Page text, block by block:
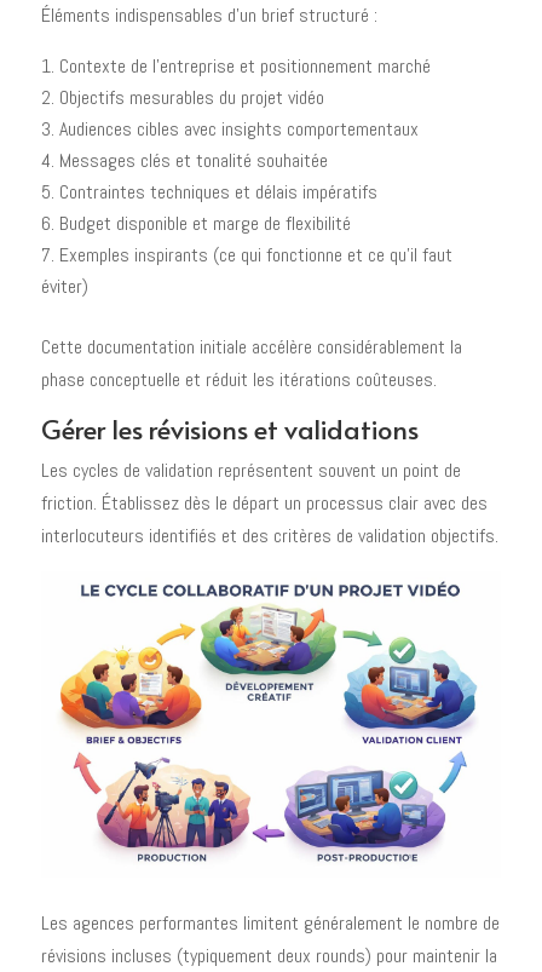
Éléments indispensables d'un brief structuré :
Contexte de l'entreprise et positionnement marché
Objectifs mesurables du projet vidéo
Audiences cibles avec insights comportementaux
Messages clés et tonalité souhaitée
Contraintes techniques et délais impératifs
Budget disponible et marge de flexibilité
Exemples inspirants (ce qui fonctionne et ce qu'il faut
éviter)
Cette documentation initiale accélère considérablement la
phase conceptuelle et réduit les itérations coûteuses.
Gérer les révisions et validations
Les cycles de validation représentent souvent un point de
friction. Établissez dès le départ un processus clair avec des
interlocuteurs identifiés et des critères de validation objectifs.
Les agences performantes limitent généralement le nombre de
révisions incluses (typiquement deux rounds) pour maintenir la